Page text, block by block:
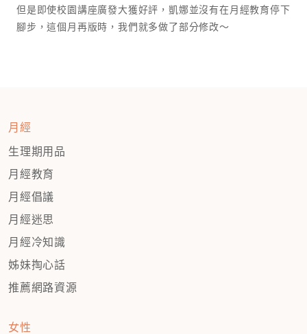
但是即使校園講座廣發大獲好評，凱娜並沒有在月經教育停下
腳步，這個月再版時，我們就多做了部分修改～
月經
生理期用品
月經教育
月經倡議
月經迷思
月經冷知識
姊妹掏心話
推薦網路資源
女性